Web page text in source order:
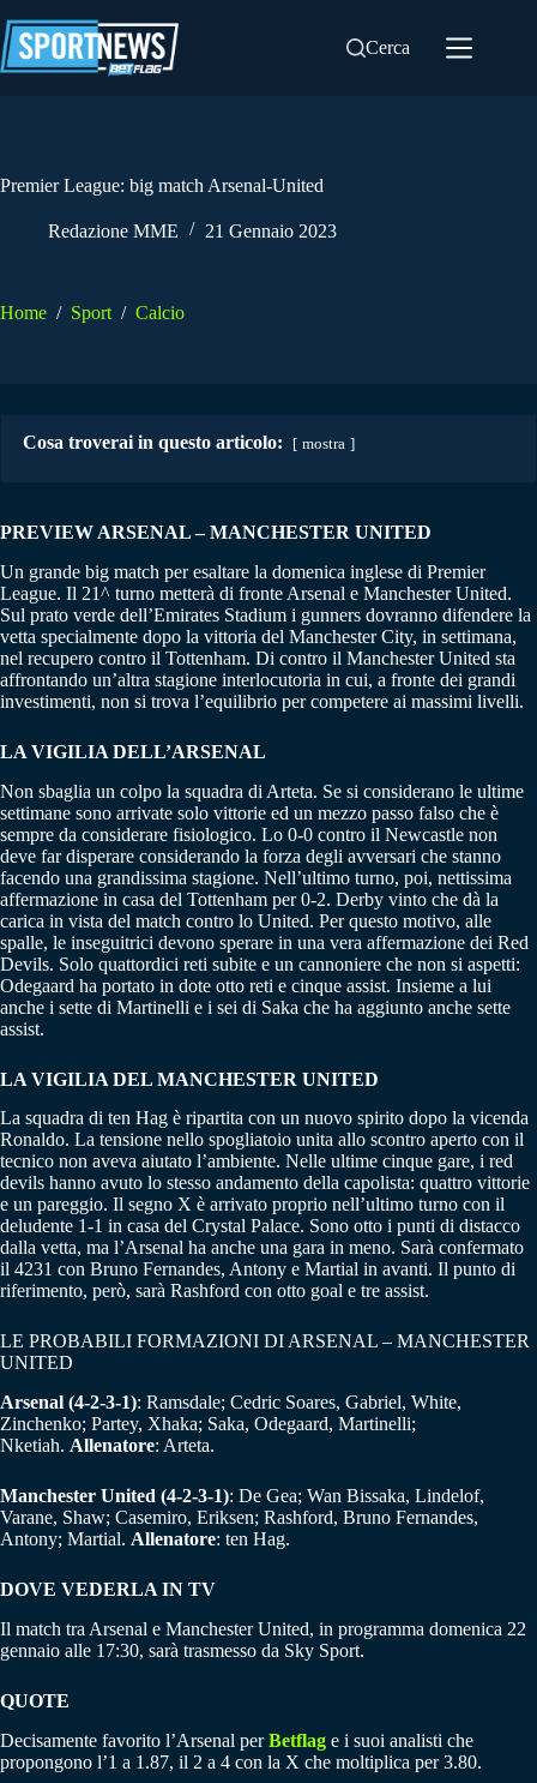
al
contenuto
Cerca
Premier League: big match Arsenal-United
Redazione MME 21 Gennaio 2023
Home / Sport / Calcio
Cosa troverai in questo articolo: mostra
PREVIEW ARSENAL – MANCHESTER UNITED
Un grande big match per esaltare la domenica inglese di Premier
League. Il 21^ turno metterà di fronte Arsenal e Manchester United.
Sul prato verde dell’Emirates Stadium i gunners dovranno difendere la
vetta specialmente dopo la vittoria del Manchester City, in settimana,
nel recupero contro il Tottenham. Di contro il Manchester United sta
affrontando un’altra stagione interlocutoria in cui, a fronte dei grandi
investimenti, non si trova l’equilibrio per competere ai massimi livelli.
LA VIGILIA DELL’ARSENAL
Non sbaglia un colpo la squadra di Arteta. Se si considerano le ultime
settimane sono arrivate solo vittorie ed un mezzo passo falso che è
sempre da considerare fisiologico. Lo 0-0 contro il Newcastle non
deve far disperare considerando la forza degli avversari che stanno
facendo una grandissima stagione. Nell’ultimo turno, poi, nettissima
affermazione in casa del Tottenham per 0-2. Derby vinto che dà la
carica in vista del match contro lo United. Per questo motivo, alle
spalle, le inseguitrici devono sperare in una vera affermazione dei Red
Devils. Solo quattordici reti subite e un cannoniere che non si aspetti:
Odegaard ha portato in dote otto reti e cinque assist. Insieme a lui
anche i sette di Martinelli e i sei di Saka che ha aggiunto anche sette
assist.
LA VIGILIA DEL MANCHESTER UNITED
La squadra di ten Hag è ripartita con un nuovo spirito dopo la vicenda
Ronaldo. La tensione nello spogliatoio unita allo scontro aperto con il
tecnico non aveva aiutato l’ambiente. Nelle ultime cinque gare, i red
devils hanno avuto lo stesso andamento della capolista: quattro vittorie
e un pareggio. Il segno X è arrivato proprio nell’ultimo turno con il
deludente 1-1 in casa del Crystal Palace. Sono otto i punti di distacco
dalla vetta, ma l’Arsenal ha anche una gara in meno. Sarà confermato
il 4231 con Bruno Fernandes, Antony e Martial in avanti. Il punto di
riferimento, però, sarà Rashford con otto goal e tre assist.
LE PROBABILI FORMAZIONI DI ARSENAL – MANCHESTER
UNITED
Arsenal (4-2-3-1): Ramsdale; Cedric Soares, Gabriel, White,
Zinchenko; Partey, Xhaka; Saka, Odegaard, Martinelli;
Nketiah. Allenatore: Arteta.
Manchester United (4-2-3-1): De Gea; Wan Bissaka, Lindelof,
Varane, Shaw; Casemiro, Eriksen; Rashford, Bruno Fernandes,
Antony; Martial. Allenatore: ten Hag.
DOVE VEDERLA IN TV
Il match tra Arsenal e Manchester United, in programma domenica 22
gennaio alle 17:30, sarà trasmesso da Sky Sport.
QUOTE
Decisamente favorito l’Arsenal perBetflag e i suoi analisti che
propongono l’1 a 1.87, il 2 a 4 con la X che moltiplica per 3.80.